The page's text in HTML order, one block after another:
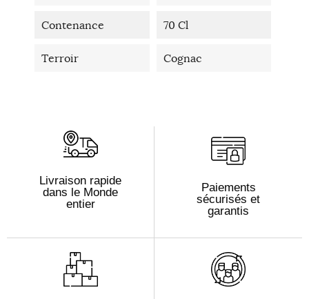
Contenance 70 Cl
Terroir Cognac
Livraison rapide
dans le Monde
entier
Paiements
sécurisés et
garantis